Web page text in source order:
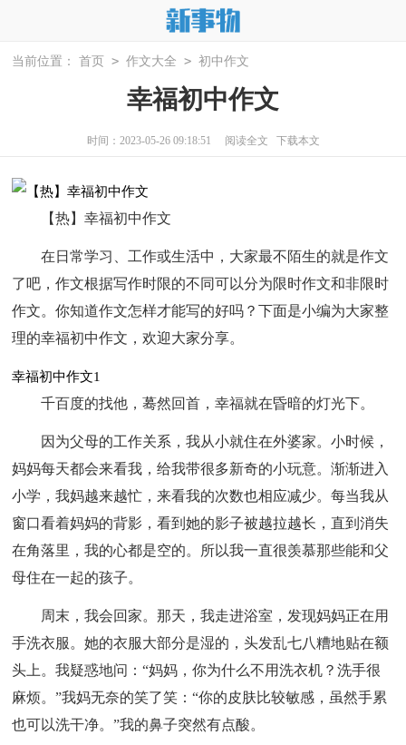
当前位置： 首页 > 作文大全 > 初中作文
幸福初中作文
时间：2023-05-26 09:18:51 阅读全文 下载本文
【热】幸福初中作文
在日常学习、工作或生活中，大家最不陌生的就是作文
了吧，作文根据写作时限的不同可以分为限时作文和非限时
作文。你知道作文怎样才能写的好吗？下面是小编为大家整
理的幸福初中作文，欢迎大家分享。
幸福初中作文1
千百度的找他，蓦然回首，幸福就在昏暗的灯光下。
因为父母的工作关系，我从小就住在外婆家。小时候，
妈妈每天都会来看我，给我带很多新奇的小玩意。渐渐进入
小学，我妈越来越忙，来看我的次数也相应减少。每当我从
窗口看着妈妈的背影，看到她的影子被越拉越长，直到消失
在角落里，我的心都是空的。所以我一直很羡慕那些能和父
母住在一起的孩子。
周末，我会回家。那天，我走进浴室，发现妈妈正在用
手洗衣服。她的衣服大部分是湿的，头发乱七八糟地贴在额
头上。我疑惑地问：“妈妈，你为什么不用洗衣机？洗手很
麻烦。”我妈无奈的笑了笑：“你的皮肤比较敏感，虽然手累
也可以洗干净。”我的鼻子突然有点酸。